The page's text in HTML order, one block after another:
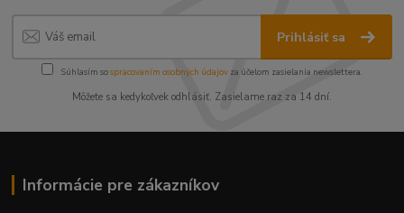
Prihlásiť sa
Súhlasím sospracovaním osobných údajov za účelom zasielania newslettera.
Môžete sa kedykoľvek odhlásiť. Zasielame raz za 14 dní.
Informácie pre zákazníkov